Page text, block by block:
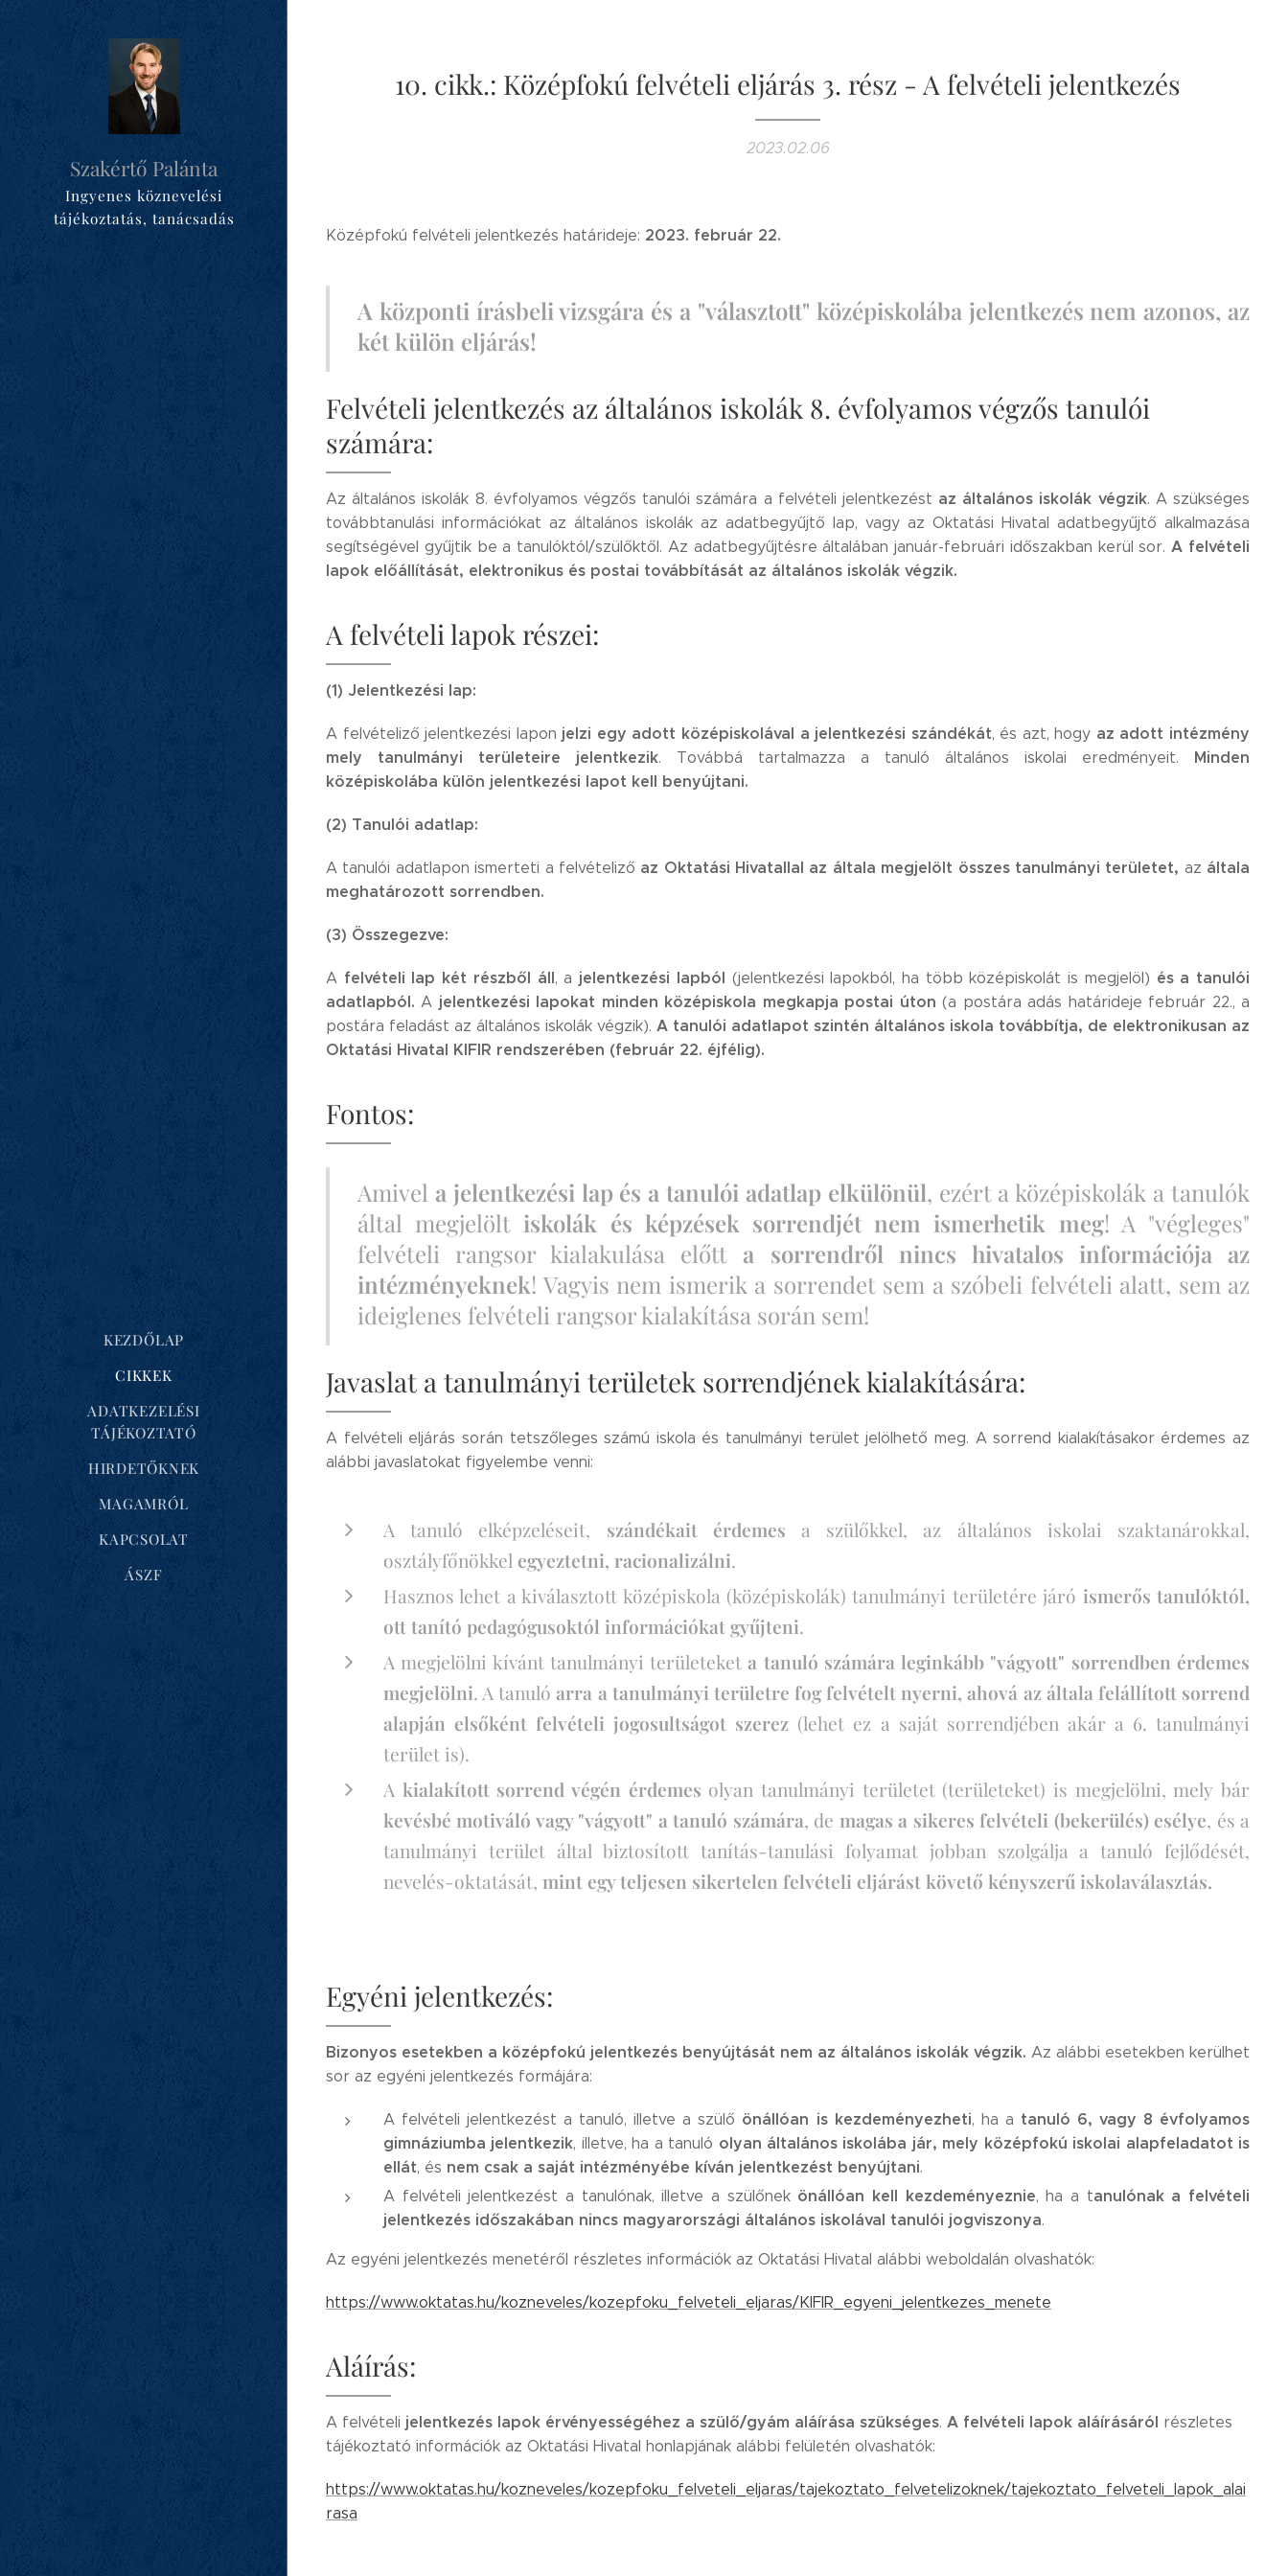
Szakértő Palánta
Ingyenes köznevelési
tájékoztatás, tanácsadás
KEZDŐLAP
CIKKEK
ADATKEZELÉSI
TÁJÉKOZTATÓ
HIRDETŐKNEK
MAGAMRÓL
KAPCSOLAT
ÁSZF
10. cikk.: Középfokú felvételi eljárás 3. rész - A felvételi jelentkezés
2023.02.06
Középfokú felvételi jelentkezés határideje: 2023. február 22.
A központi írásbeli vizsgára és a "választott" középiskolába jelentkezés nem azonos, az
két külön eljárás!
Felvételi jelentkezés az általános iskolák 8. évfolyamos végzős tanulói
számára:
Az általános iskolák 8. évfolyamos végzős tanulói számára a felvételi jelentkezést az általános iskolák végzik. A szükséges
továbbtanulási információkat az általános iskolák az adatbegyűjtő lap, vagy az Oktatási Hivatal adatbegyűjtő alkalmazása
segítségével gyűjtik be a tanulóktól/szülőktől. Az adatbegyűjtésre általában január-februári időszakban kerül sor.A felvételi
lapok előállítását, elektronikus és postai továbbítását az általános iskolák végzik.
A felvételi lapok részei:
(1) Jelentkezési lap:
A felvételiző jelentkezési lapon jelzi egy adott középiskolával a jelentkezési szándékát, és azt, hogy az adott intézmény
mely tanulmányi területeire jelentkezik. Továbbá tartalmazza a tanuló általános iskolai eredményeit. Minden
középiskolába külön jelentkezési lapot kell benyújtani.
(2) Tanulói adatlap:
A tanulói adatlapon ismerteti a felvételiző az Oktatási Hivatallal az általa megjelölt összes tanulmányi területet, az általa
meghatározott sorrendben.
(3) Összegezve:
A felvételi lap két részből áll, a jelentkezési lapból (jelentkezési lapokból, ha több középiskolát is megjelöl) és a tanulói
adatlapból. A jelentkezési lapokat minden középiskola megkapja postai úton (a postára adás határideje február 22., a
postára feladást az általános iskolák végzik). A tanulói adatlapot szintén általános iskola továbbítja, de elektronikusan az
Oktatási Hivatal KIFIR rendszerében (február 22. éjfélig).
Fontos:
Amivel a jelentkezési lap és a tanulói adatlap elkülönül, ezért a középiskolák a tanulók
által megjelölt iskolák és képzések sorrendjét nem ismerhetik meg! A "végleges"
felvételi rangsor kialakulása előtt a sorrendről nincs hivatalos információja az
intézményeknek! Vagyis nem ismerik a sorrendet sem a szóbeli felvételi alatt, sem az
ideiglenes felvételi rangsor kialakítása során sem!
Javaslat a tanulmányi területek sorrendjének kialakítására:
A felvételi eljárás során tetszőleges számú iskola és tanulmányi terület jelölhető meg. A sorrend kialakításakor érdemes az
alábbi javaslatokat figyelembe venni:
A tanuló elképzeléseit, szándékait érdemes a szülőkkel, az általános iskolai szaktanárokkal,
osztályfőnökkel egyeztetni, racionalizálni.
Hasznos lehet a kiválasztott középiskola (középiskolák) tanulmányi területére járó ismerős tanulóktól,
ott tanító pedagógusoktól információkat gyűjteni.
A megjelölni kívánt tanulmányi területeketa tanuló számára leginkább "vágyott" sorrendben érdemes
megjelölni. A tanulóarra a tanulmányi területre fog felvételt nyerni, ahová az általa felállított sorrend
alapján elsőként felvételi jogosultságot szerez (lehet ez a saját sorrendjében akár a 6. tanulmányi
terület is).
A kialakított sorrend végén érdemes olyan tanulmányi területet (területeket) is megjelölni, mely bár
kevésbé motiváló vagy "vágyott" a tanuló számára, de magas a sikeres felvételi (bekerülés) esélye, és a
tanulmányi terület által biztosított tanítás-tanulási folyamat jobban szolgálja a tanuló fejlődését,
nevelés-oktatását, mint egy teljesen sikertelen felvételi eljárást követő kényszerű iskolaválasztás.
Egyéni jelentkezés:
Bizonyos esetekben a középfokú jelentkezés benyújtását nem az általános iskolák végzik. Az alábbi esetekben kerülhet
sor az egyéni jelentkezés formájára:
A felvételi jelentkezést a tanuló, illetve a szülő önállóan is kezdeményezheti, ha a tanuló 6, vagy 8 évfolyamos
gimnáziumba jelentkezik, illetve, ha a tanuló olyan általános iskolába jár, mely középfokú iskolai alapfeladatot is
ellát, és nem csak a saját intézményébe kíván jelentkezést benyújtani.
A felvételi jelentkezést a tanulónak, illetve a szülőnek önállóan kell kezdeményeznie, ha a tanulónak a felvételi
jelentkezés időszakában nincs magyarországi általános iskolával tanulói jogviszonya.
Az egyéni jelentkezés menetéről részletes információk az Oktatási Hivatal alábbi weboldalán olvashatók:
https://www.oktatas.hu/kozneveles/kozepfoku_felveteli_eljaras/KIFIR_egyeni_jelentkezes_menete
Aláírás:
A felvételi jelentkezés lapok érvényességéhez a szülő/gyám aláírása szükséges. A felvételi lapok aláírásáról részletes
tájékoztató információk az Oktatási Hivatal honlapjának alábbi felületén olvashatók:
https://www.oktatas.hu/kozneveles/kozepfoku_felveteli_eljaras/tajekoztato_felvetelizoknek/tajekoztato_felveteli_lapok_alai
rasa